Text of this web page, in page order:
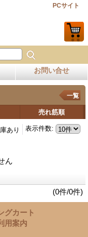
PCサイト
お問い合せ
一覧
売れ筋順
表示件数:
あり
ん
(0件/0件)
グカート
用案内